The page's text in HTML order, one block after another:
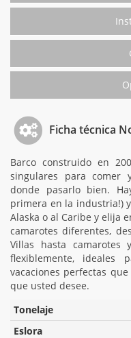
Ficha técnica
Barco construido en
singulares para comer
donde pasarlo bien.
primera en la industria!)
Alaska o al Caribe y elija
camarotes diferentes,
Villas hasta
flexiblemente, ideales
vacaciones perfectas
que usted desee.
Tonelaje
Eslora